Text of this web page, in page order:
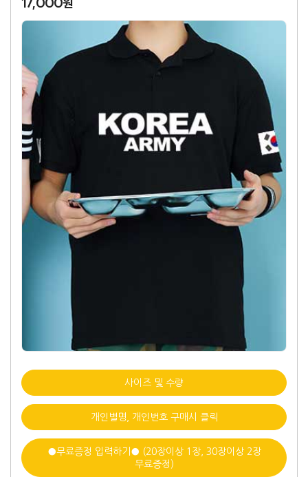
사이즈 및 수량
개인별명, 개인번호 구매시 클릭
●무료증정 입력하기● (20장이상 1장, 30장이상 2장
무료증정)